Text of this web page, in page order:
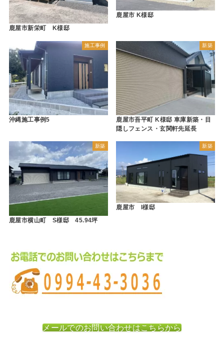
鹿屋市新栄町 K様邸
鹿屋市 K様邸
施工事例
沖縄施工事例5
新築
鹿屋市吾平町 K様邸 車庫新築・目
隠しフェンス・玄関軒先延長
新築
鹿屋市横山町 S様邸 45.94坪
新築
鹿屋市 I様邸
メールでのお問い合わせはこちらから